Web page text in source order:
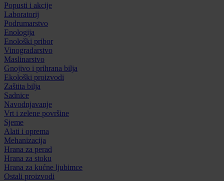
Popusti i akcije
Laboratorij
Podrumarstvo
Enologija
Enološki pribor
Vinogradarstvo
Maslinarstvo
Gnojivo i prihrana bilja
Ekološki proizvodi
Zaštita bilja
Sadnice
Navodnjavanje
Vrt i zelene površine
Sjeme
Alati i oprema
Mehanizacija
Hrana za perad
Hrana za stoku
Hrana za kućne ljubimce
Ostali proizvodi